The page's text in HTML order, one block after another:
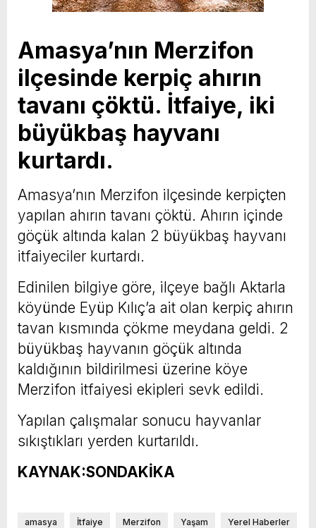
Amasya’nın Merzifon
ilçesinde kerpiç ahırın
tavanı çöktü. İtfaiye, iki
büyükbaş hayvanı
kurtardı.
Amasya’nın Merzifon ilçesinde kerpiçten
yapılan ahırın tavanı çöktü. Ahırın içinde
göçük altında kalan 2 büyükbaş hayvanı
itfaiyeciler kurtardı.
Edinilen bilgiye göre, ilçeye bağlı Aktarla
köyünde Eyüp Kılıç’a ait olan kerpiç ahırın
tavan kısmında çökme meydana geldi. 2
büyükbaş hayvanın göçük altında
kaldığının bildirilmesi üzerine köye
Merzifon itfaiyesi ekipleri sevk edildi.
Yapılan çalışmalar sonucu hayvanlar
sıkıştıkları yerden kurtarıldı.
KAYNAK:SONDAKİKA
amasya İtfaiye Merzifon Yaşam Yerel Haberler